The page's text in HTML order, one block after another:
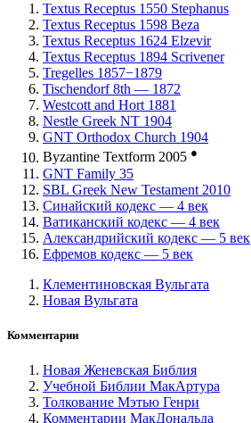
Textus Receptus 1550 Stephanus
Textus Receptus 1598 Beza
Textus Receptus 1624 Elzevir
Textus Receptus 1894 Scrivener
Tregelles 1857−1879
Tischendorf 8th — 1872
Westcott and Hort 1881
Nestle Greek NT 1904
GNT Orthodox Church 1904
Byzantine Textform 2005 ●
GNT Family 35
SBL Greek New Testament 2010
Синайский кодекс — 4 век
Ватиканский кодекс — 4 век
Александрийский кодекс — 5 век
Ефремов кодекс — 5 век
Клементиновская Вульгата
Новая Вульгата
Комментарии
Новая Женевская Библия
Учебной Библии МакАртура
Толкование Мэтью Генри
Комментарии МакДональда